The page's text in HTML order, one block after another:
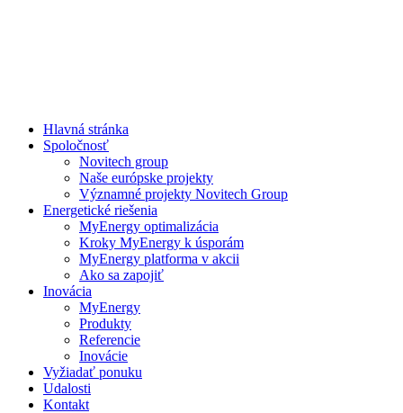
Hlavná stránka
Spoločnosť
Novitech group
Naše európske projekty
Významné projekty Novitech Group
Energetické riešenia
MyEnergy optimalizácia
Kroky MyEnergy k úsporám
MyEnergy platforma v akcii
Ako sa zapojiť
Inovácia
MyEnergy
Produkty
Referencie
Inovácie
Vyžiadať ponuku
Udalosti
Kontakt